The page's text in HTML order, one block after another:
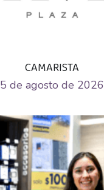
CAMARISTA
5 de agosto de 2026